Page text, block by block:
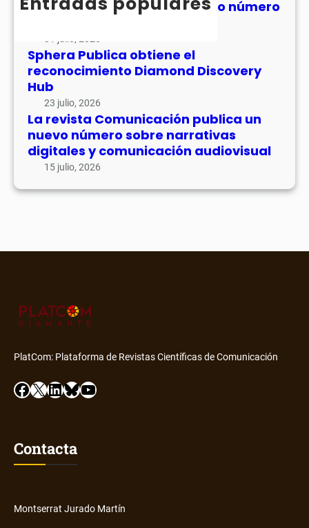
MHJournal publica el segundo número
Sphera Publica obtiene el
reconocimiento Diamond Discovery
Hub
23 julio, 2026
La revista Comunicación publica un
nuevo número sobre narrativas
digitales y comunicación audiovisual
15 julio, 2026
PlatCom: Plataforma de Revistas Científicas de Comunicación
Facebook X LinkedIn Bluesky YouTube
Contacta
Montserrat Jurado Martín